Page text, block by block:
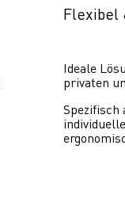
Flexibel
Ideale
privaten
Spezifisch